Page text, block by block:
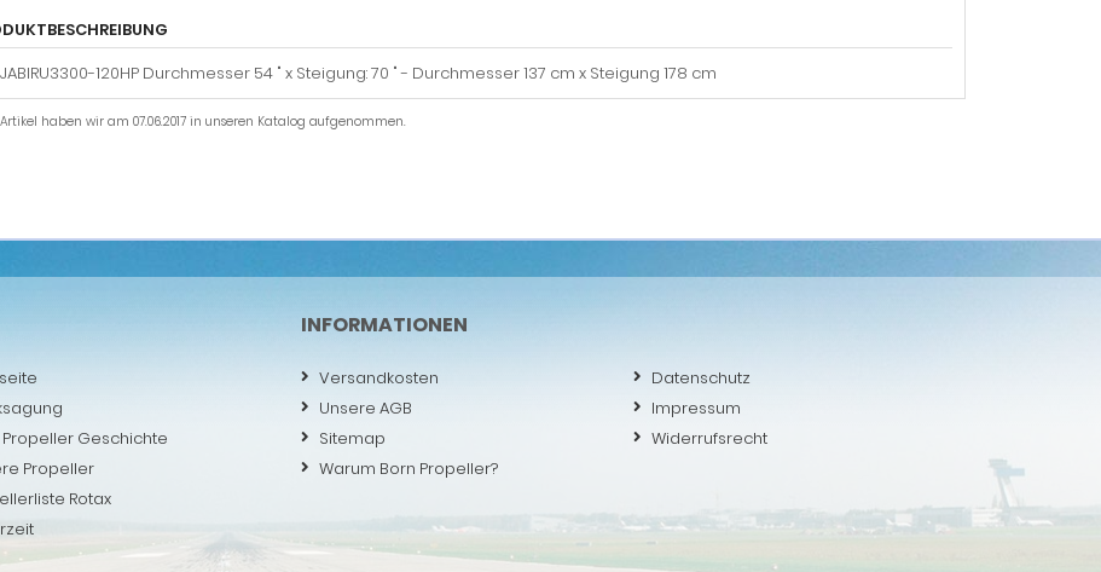
120HP Durchmesser 54 " x Steigung: 70 " - Durchmesser 137 cm x Steigung 178 cm
haben wir am 07.06.2017 in unseren Katalog aufgenommen.
Propeller Geschichte
Propeller
Rotax
INFORMATIONEN
Versandkosten
Datenschutz
Unsere AGB
Impressum
Sitemap
Widerrufsrecht
Warum Born Propeller?